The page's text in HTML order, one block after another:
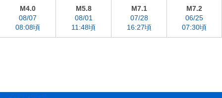
M4.0
08/07
08:08頃
M5.8
08/01
11:48頃
M7.1
07/28
16:27頃
M7.2
06/25
07:30頃